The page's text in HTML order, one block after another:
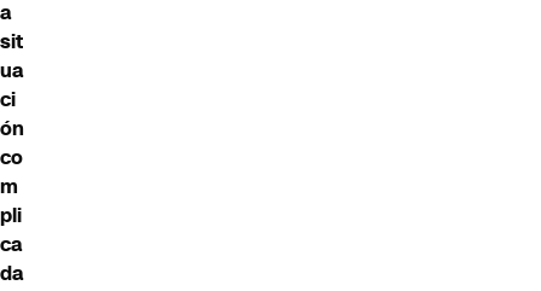
a
sit
ua
ci
ón
co
m
pli
ca
da